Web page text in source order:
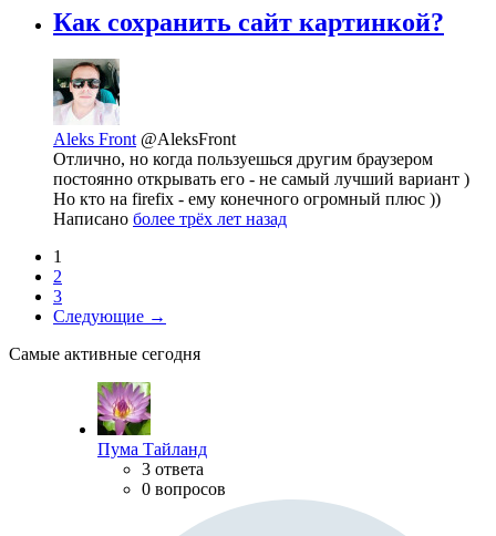
Как сохранить сайт картинкой?
Aleks Front @AleksFront
Отлично, но когда пользуешься другим браузером
постоянно открывать его - не самый лучший вариант )
Но кто на firefix - ему конечного огромный плюс ))
Написано более трёх лет назад
1
2
3
Следующие →
Самые активные сегодня
Пума Тайланд
3 ответа
0 вопросов